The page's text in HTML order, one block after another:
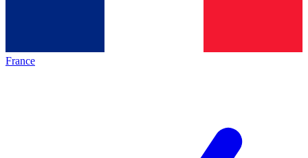
France